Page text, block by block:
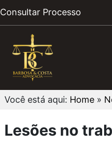
Consultar Processo
Você está aqui: Home »
Lesões no